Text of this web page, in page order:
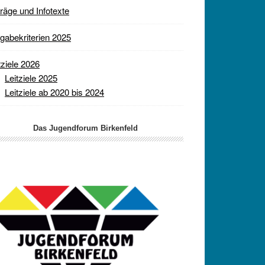
und Infotexte
2025
2026
Leitziele 2025
Leitziele ab 2020 bis 2024
Das Jugendforum Birkenfeld